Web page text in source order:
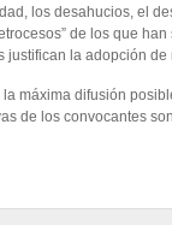
los desahucios, el
de los que
justifican la adopción
máxima difusión
de los convocantes